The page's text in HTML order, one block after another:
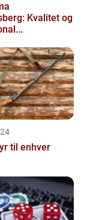
Kvalitet og
til enhver